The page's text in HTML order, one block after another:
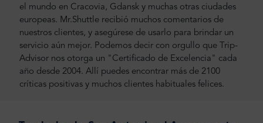
el mundo en Cracovia, Gdansk y muchas otras ciudades
europeas. Mr.Shuttle recibió muchos comentarios de
nuestros clientes, y asegúrese de usarlo para brindar un
servicio aún mejor. Podemos decir con orgullo que Trip-
Advisor nos otorga un "Certificado de Excelencia" cada
año desde 2004. Allí puedes encontrar más de 2100
críticas positivas y muchos clientes habituales felices.